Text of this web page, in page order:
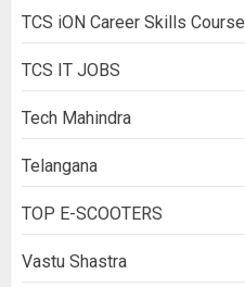
TCS iON Career Skills Course
TCS IT JOBS
Tech Mahindra
Telangana
TOP E-SCOOTERS
Vastu Shastra